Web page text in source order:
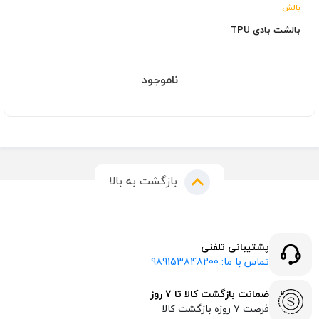
بالش
بالشت بادی TPU
ناموجود
بازگشت به بالا
پشتیبانی تلفنی
تماس با ما: 989153848200
ضمانت بازگشت کالا تا ۷ روز
فرصت ۷ روزه بازگشت کالا